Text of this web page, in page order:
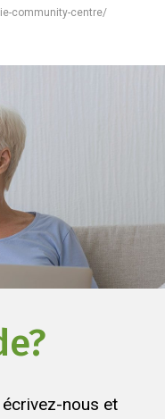
community-centre/
écrivez-nous et